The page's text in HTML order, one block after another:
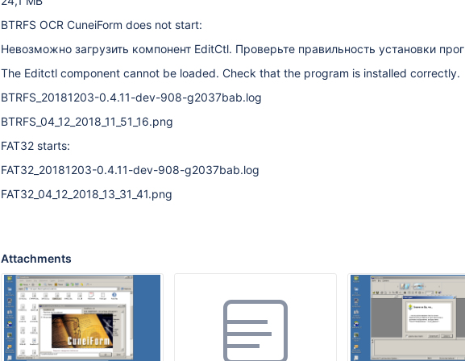
BTRFS OCR CuneiForm does not start:
Невозможно загрузить компонент EditCtl. Проверьте правильность установки
The Editctl component cannot be loaded. Check that the program is installed correctly.
BTRFS_20181203-0.4.11-dev-908-g2037bab.log
BTRFS_04_12_2018_11_51_16.png
FAT32 starts:
FAT32_20181203-0.4.11-dev-908-g2037bab.log
FAT32_04_12_2018_13_31_41.png
Attachments